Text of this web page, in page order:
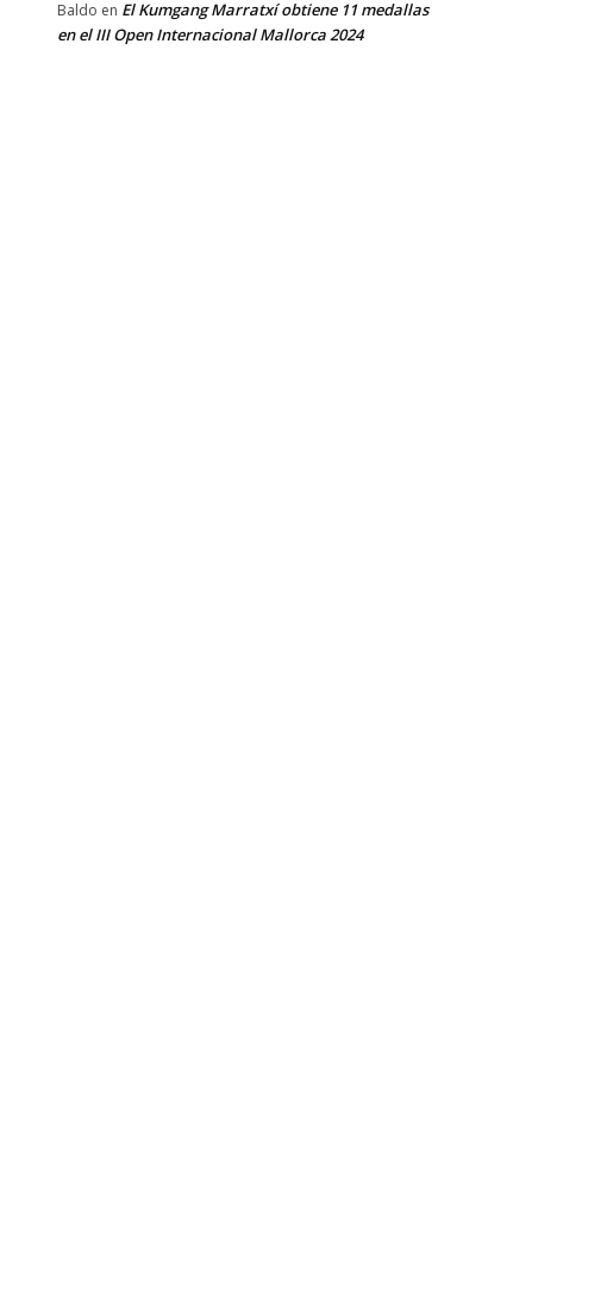
Baldo en El Kumgang Marratxí obtiene 11 medallas
en el III Open Internacional Mallorca 2024